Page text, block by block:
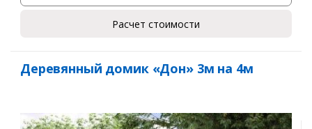
Расчет стоимости
Деревянный домик «Дон» 3м на 4м